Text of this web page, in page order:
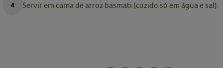
Servir em cama de arroz basmati (cozido só em água e sal).